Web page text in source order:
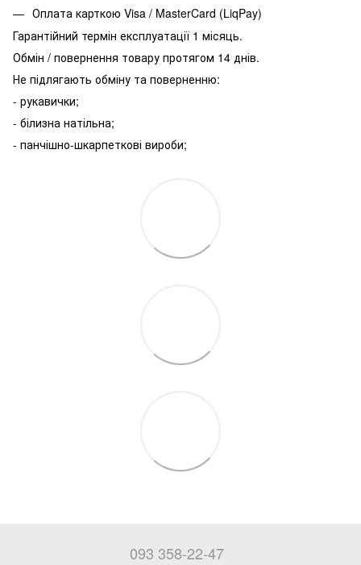
Оплата карткою Visa / MasterCard (LiqPay)
Гарантійний термін експлуатації 1 місяць.
Обмін / повернення товару протягом 14 днів.
Не підлягають обміну та поверненню:
- рукавички;
- білизна натільна;
- панчішно-шкарпеткові вироби;
093 358-22-47